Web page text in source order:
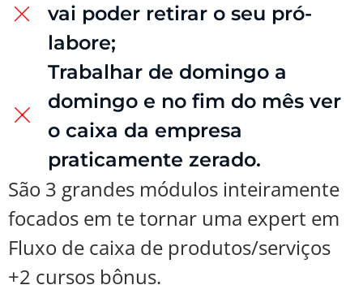
vai poder retirar o seu pró-
labore;
​Trabalhar de domingo a
domingo e no fim do mês ver
o caixa da empresa
praticamente zerado.
São 3 grandes módulos inteiramente
focados em te tornar uma expert em
Fluxo de caixa de produtos/serviços
+2 cursos bônus.